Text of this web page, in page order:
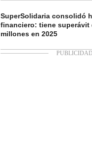
SuperSolidaria consolidó
financiero: tiene superávit
millones en 2025